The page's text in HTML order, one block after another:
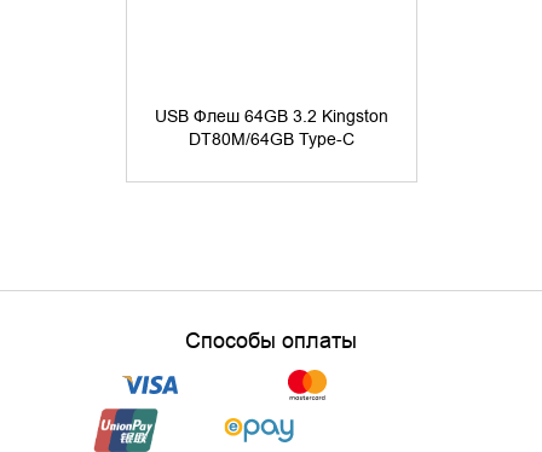
USB Флеш 64GB 3.2 Kingston
DT80M/64GB Type-C
Способы оплаты